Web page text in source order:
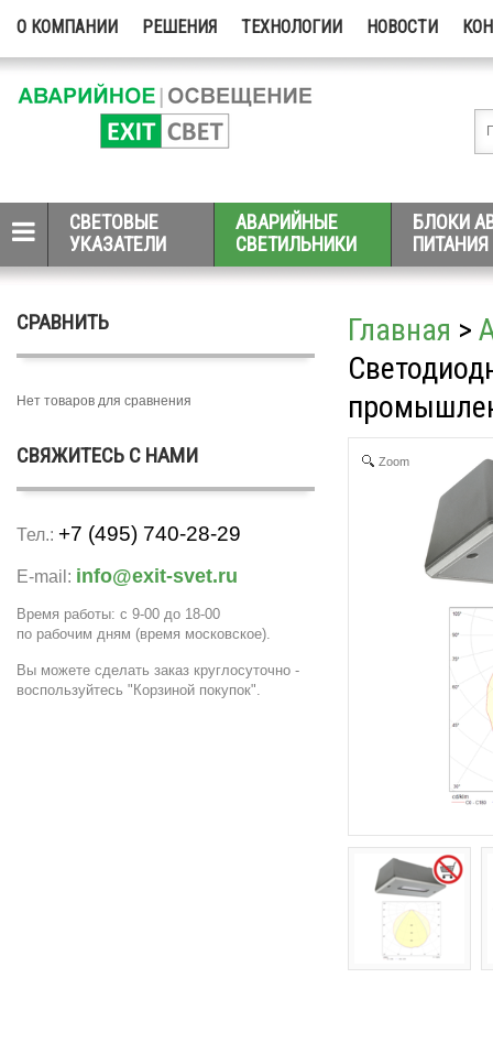
О КОМПАНИИ РЕШЕНИЯ ТЕХНОЛОГИИ НОВОСТИ
СВЕТОВЫЕ
УКАЗАТЕЛИ
АВАРИЙНЫЕ
СВЕТИЛЬНИКИ
БЛОКИ
ПИТАНИЯ
СРАВНИТЬ
Нет товаров для сравнения
СВЯЖИТЕСЬ С НАМИ
Тел.: +7 (495) 740-28-29
E-mail: info@exit-svet.ru
Время работы: с 9-00 до 18-00
по рабочим дням (время московское).
Вы можете сделать заказ круглосуточно -
воспользуйтесь "Корзиной покупок".
Главная >
Zoom